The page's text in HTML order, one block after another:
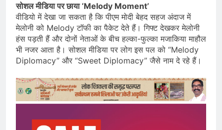
सोशल मीडिया पर छाया ‘Melody Moment’
वीडियो में देखा जा सकता है कि पीएम मोदी बेहद सहज अंदाज में
मेलोनी को Melody टॉफी का पैकेट देते हैं। गिफ्ट देखकर मेलोनी
हंस पड़ती हैं और दोनों नेताओं के बीच हल्का-फुल्का मजाकिया माहौल
भी नजर आता है। सोशल मीडिया पर लोग इस पल को “Melody
Diplomacy” और “Sweet Diplomacy” जैसे नाम दे रहे हैं।